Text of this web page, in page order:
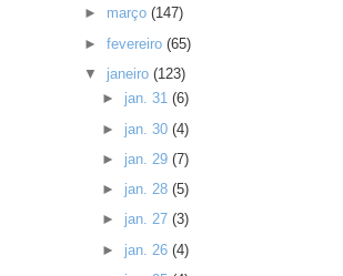
► março(147)
►fevereiro(65)
▼ janeiro(123)
► jan. 31 (6)
► jan. 30 (4)
► jan. 29 (7)
► jan. 28 (5)
► jan. 27 (3)
► jan. 26 (4)